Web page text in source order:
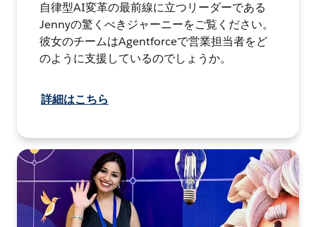
自律型AI変革の最前線に立つリーダーである
Jennyの驚くべきジャーニーをご覧ください。
彼女のチームはAgentforceで営業担当者をど
のように支援しているのでしょうか。
詳細はこちら